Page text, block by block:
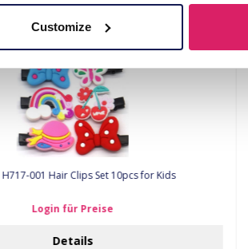
Customize
H717-001 Hair Clips Set 10pcs for Kids
Login für Preise
Details